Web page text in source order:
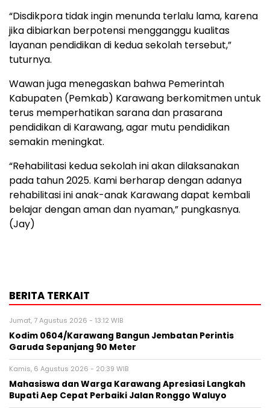
“Disdikpora tidak ingin menunda terlalu lama, karena
jika dibiarkan berpotensi mengganggu kualitas
layanan pendidikan di kedua sekolah tersebut,”
tuturnya.
Wawan juga menegaskan bahwa Pemerintah
Kabupaten (Pemkab) Karawang berkomitmen untuk
terus memperhatikan sarana dan prasarana
pendidikan di Karawang, agar mutu pendidikan
semakin meningkat.
“Rehabilitasi kedua sekolah ini akan dilaksanakan
pada tahun 2025. Kami berharap dengan adanya
rehabilitasi ini anak-anak Karawang dapat kembali
belajar dengan aman dan nyaman,” pungkasnya.
(Jay)
BERITA TERKAIT
Jumat, 7 Agustus 2026 - 13:12 WIB
Kodim 0604/Karawang Bangun Jembatan Perintis
Garuda Sepanjang 90 Meter
Kamis, 6 Agustus 2026 - 20:39 WIB
Mahasiswa dan Warga Karawang Apresiasi Langkah
Bupati Aep Cepat Perbaiki Jalan Ronggo Waluyo